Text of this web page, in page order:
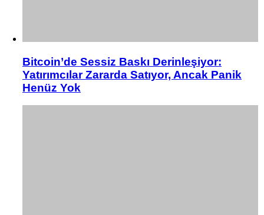
Bitcoin’de Sessiz Baskı Derinleşiyor:
Yatırımcılar Zararda Satıyor, Ancak Panik
Henüz Yok